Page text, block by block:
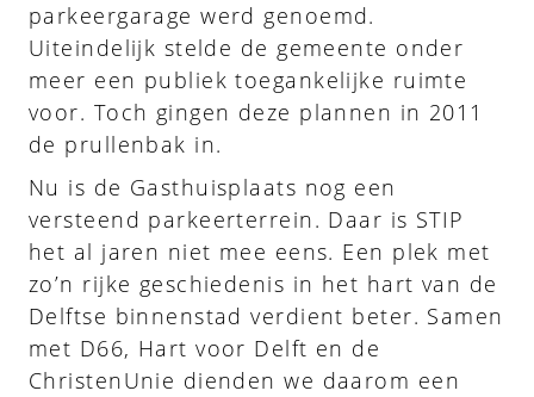
parkeergarage werd genoemd.
Uiteindelijk stelde de gemeente onder
meer een publiek toegankelijke ruimte
voor. Toch gingen deze plannen in 2011
de prullenbak in.
Nu is de Gasthuisplaats nog een
versteend parkeerterrein. Daar is STIP
het al jaren niet mee eens. Een plek met
zo’n rijke geschiedenis in het hart van de
Delftse binnenstad verdient beter. Samen
met D66, Hart voor Delft en de
ChristenUnie dienden we daarom een